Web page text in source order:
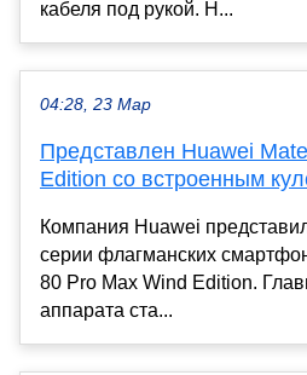
кабеля под рукой. Н...
04:28, 23 Мар
Представлен Huawei
Edition со встроенным
Компания Huawei
серии флагманских
80 Pro Max Wind Edition.
аппарата ста...